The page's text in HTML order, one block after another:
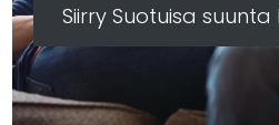
Siirry Suotuisa suunta